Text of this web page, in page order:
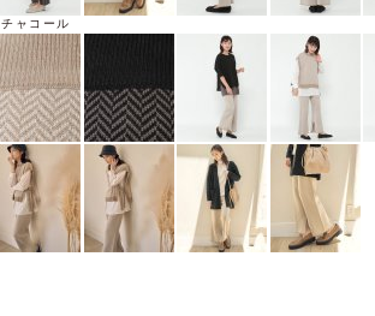
チャコール